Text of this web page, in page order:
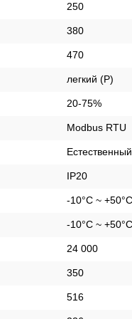
250
380
470
легкий (P)
20-75%
Modbus RTU
Естественный
IP20
-10°C ~ +50°C
-10°C ~ +50°C
24 000
350
516